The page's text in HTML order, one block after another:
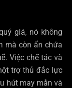
giá, nó không
mà còn ẩn chứa
Việc chế tác và
trợ thủ đắc lực
hút may mắn và